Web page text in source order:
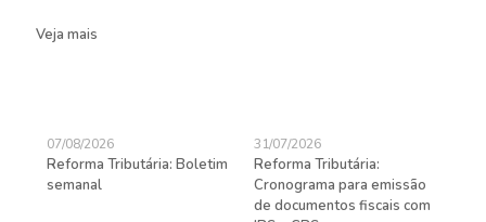
Veja mais
07/08/2026
Reforma Tributária: Boletim
semanal
31/07/2026
Reforma Tributária:
Cronograma para emissão
de documentos fiscais com